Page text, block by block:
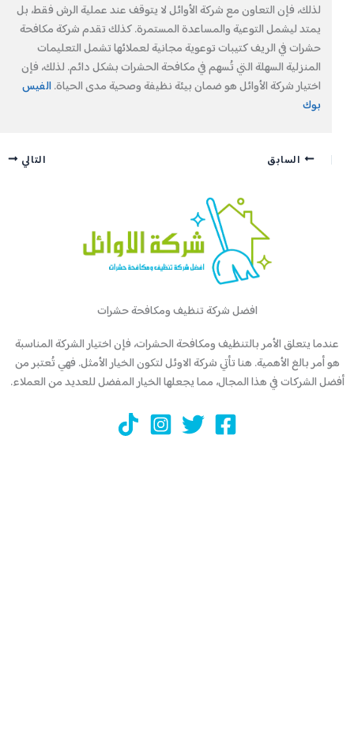
لذلك، فإن التعاون مع شركة الأوائل لا يتوقف عند عملية الرش فقط، بل
يمتد ليشمل التوعية والمساعدة المستمرة. كذلك تقدم شركة مكافحة
حشرات في الريف كتيبات توعوية مجانية لعملائها تشمل التعليمات
المنزلية السهلة التي تُسهم في مكافحة الحشرات بشكل دائم. لذلك، فإن
اختيار شركة الأوائل هو ضمان بيئة نظيفة وصحية مدى الحياة.الفيس
بوك
السابق التالي
افضل شركة تنظيف ومكافحة حشرات
عندما يتعلق الأمر بالتنظيف ومكافحة الحشرات، فإن اختيار الشركة المناسبة
هو أمر بالغ الأهمية. هنا تأتي شركة الاوئل لتكون الخيار الأمثل. فهي تُعتبر من
أفضل الشركات في هذا المجال، مما يجعلها الخيار المفضل للعديد من العملاء.